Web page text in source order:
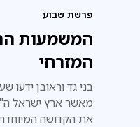
פרשת שבוע
המשמעות
המזרחי
בני גד וראובן ידעו
מאשר ארץ ישראל
את הקדושה